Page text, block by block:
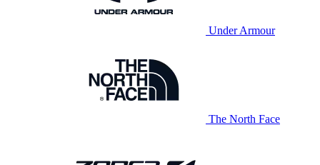
Under Armour
The North Face